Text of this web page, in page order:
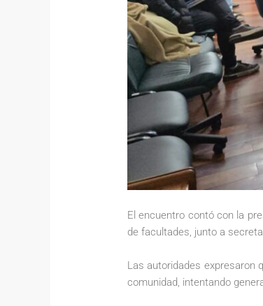
El encuentro contó con la
de facultades, junto a
Las autoridades expresaron
comunidad, intentando